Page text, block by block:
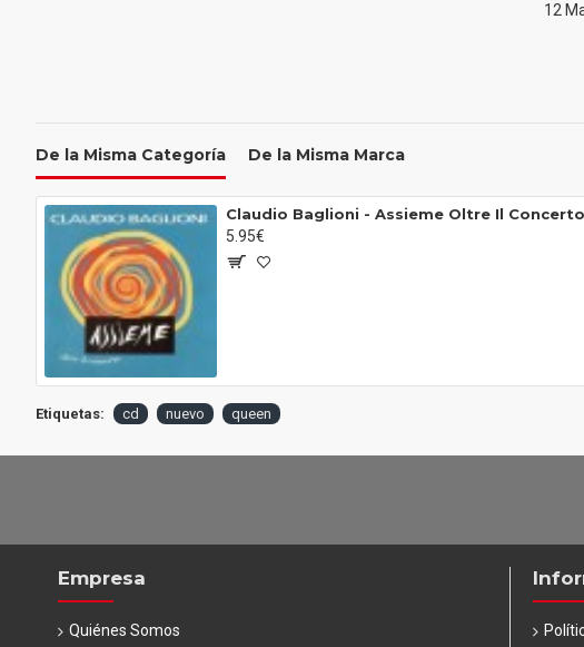
12
De la Misma Categoría De la Misma Marca
Claudio Baglioni ‎- Assieme Oltre Il Concerto
5.95€
Etiquetas: cd nuevo queen
Empresa
Quiénes Somos